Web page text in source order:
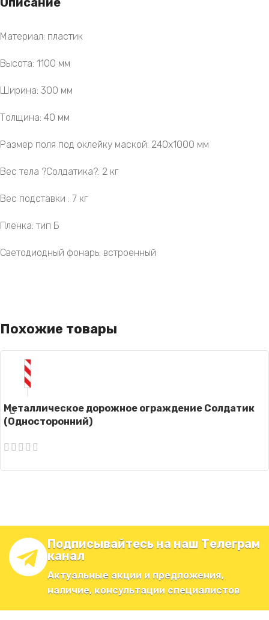
Материал: пластик
Высота: 1100 мм
Ширина: 300 мм
Толщина: 40 мм
Размер поля под оклейку маской: 240х1000 мм
Вес тела ?Солдатика?: 2 кг
Вес подставки : 7 кг
Пленка: тип Б
Светодиодный фонарь: встроенный
Похожие товары
Металлическое дорожное ограждение Солдатик
(Односторонний)
Подписывайтесь на наш Телеграм
канал
Актуальные акции и предложения,
наличие, консультации специалистов